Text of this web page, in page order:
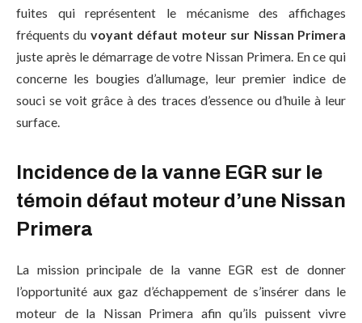
fuites qui représentent le mécanisme des affichages
fréquents du voyant défaut moteur sur Nissan Primera
juste après le démarrage de votre Nissan Primera. En ce qui
concerne les bougies d’allumage, leur premier indice de
souci se voit grâce à des traces d’essence ou d’huile à leur
surface.
Incidence de la vanne EGR sur le
témoin défaut moteur d’une Nissan
Primera
La mission principale de la vanne EGR est de donner
l’opportunité aux gaz d’échappement de s’insérer dans le
moteur de la Nissan Primera afin qu’ils puissent vivre